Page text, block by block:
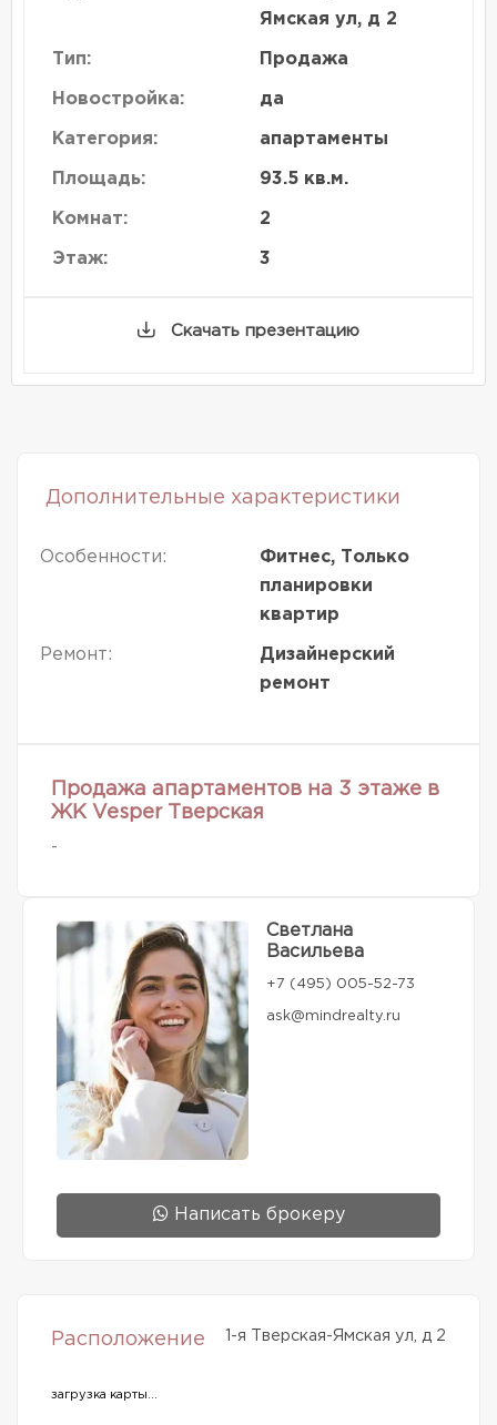
Ямская ул, д 2
Тип: Продажа
Новостройка: да
Категория: апартаменты
Площадь: 93.5 кв.м.
Комнат: 2
Этаж: 3
Скачать презентацию
Дополнительные характеристики
Особенности:
Фитнес, Только
планировки
квартир
Ремонт:
Дизайнерский
ремонт
Продажа апартаментов на 3 этаже в
ЖК Vesper Тверская
-
Светлана
Васильева
+7 (495) 005-52-73
ask@mindrealty.ru
Написать брокеру
Расположение 1-я Тверская-Ямская ул, д 2
загрузка карты...